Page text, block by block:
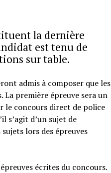
la dernière
est tenu de
sur table.
admis à composer que les
La première épreuve sera un
le concours direct de police
s’agit d’un sujet de
lors des épreuves
écrites du concours.